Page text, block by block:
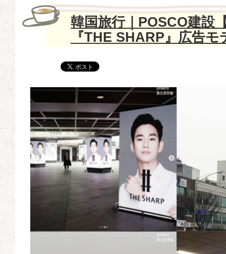
設【キム·スヒョン】を『THE SHARP』広告モデルに選定♪
韓国旅行｜POSCO建設
『THE SHARP』広告